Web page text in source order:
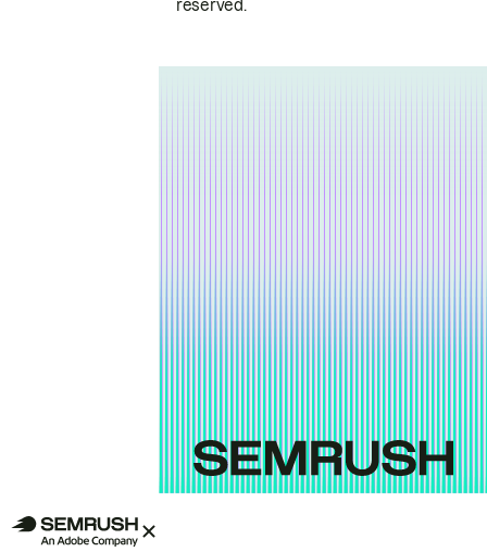
reserved.